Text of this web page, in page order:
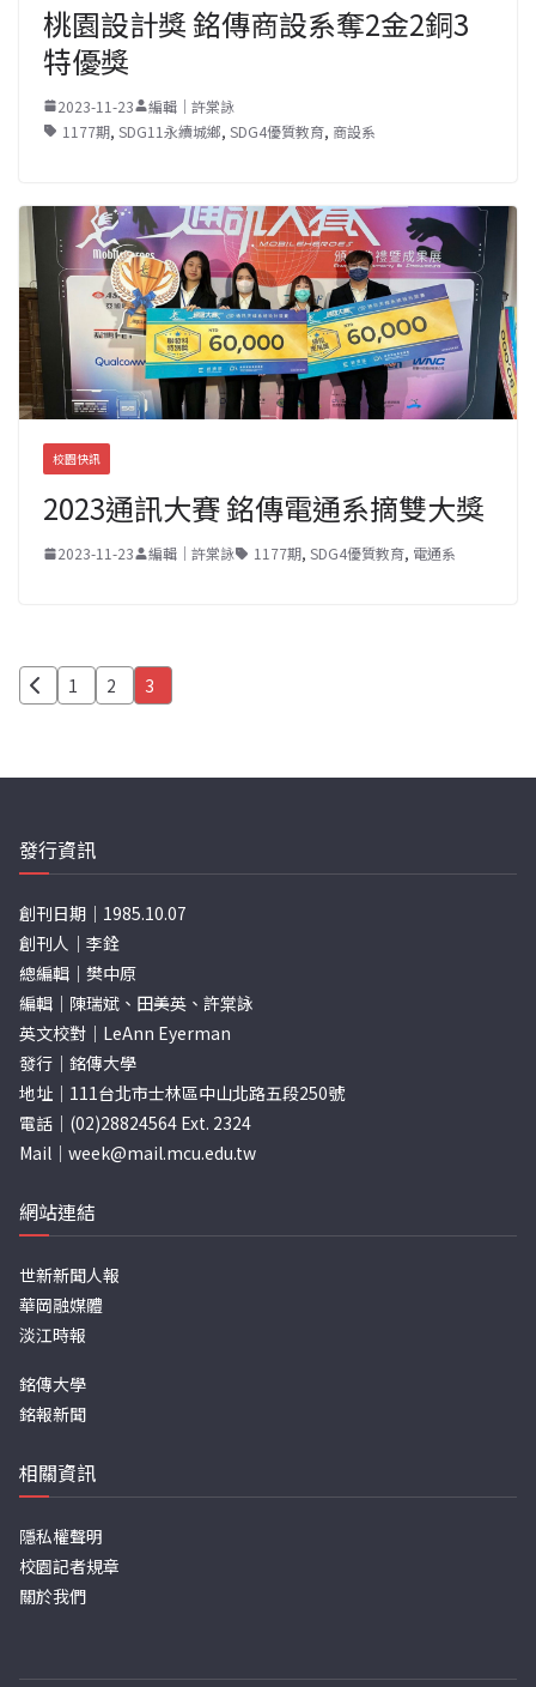
桃園設計獎 銘傳商設系奪2金2銅3
特優獎
2023-11-23
編輯｜許棠詠
1177期, SDG11永續城鄉, SDG4優質教育, 商設系
校園快訊
2023通訊大賽 銘傳電通系摘雙大獎
2023-11-23 編輯｜許棠詠 1177期, SDG4優質教育, 電通系
文
分
頁
1 2 3
發行資訊
創刊日期｜1985.10.07
創刊人｜李銓
總編輯｜樊中原
編輯｜陳瑞斌、田美英、許棠詠
英文校對｜LeAnn Eyerman
發行｜銘傳大學
地址｜111台北市士林區中山北路五段250號
電話｜(02)28824564 Ext. 2324
Mail｜ week@mail.mcu.edu.tw
網站連結
世新新聞人報
華岡融媒體
淡江時報
銘傳大學
銘報新聞
相關資訊
隱私權聲明
校園記者規章
關於我們